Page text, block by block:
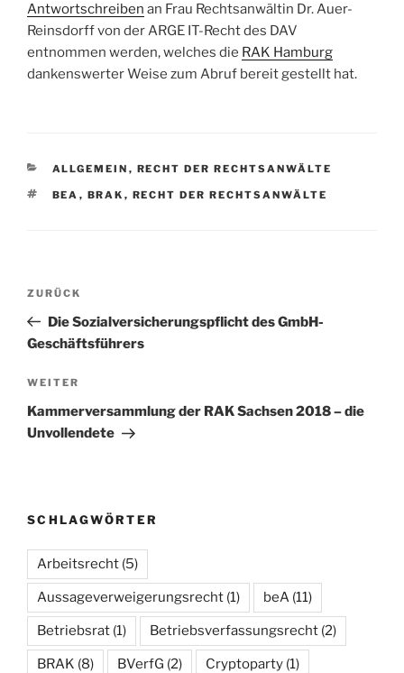
Antwortschreiben an Frau Rechtsanwältin Dr. Auer-
Reinsdorff von der ARGE IT-Recht des DAV
entnommen werden, welches die RAK Hamburg
dankenswerter Weise zum Abruf bereit gestellt hat.
KATEGORIEN
ALLGEMEIN , RECHT DER RECHTSANWÄLTE
SCHLAGWÖRTER
BEA , BRAK , RECHT DER RECHTSANWÄLTE
Beitragsnavigation
Vorheriger
Beitrag
ZURÜCK
Die Sozialversicherungspflicht des GmbH-
Geschäftsführers
Nächster
Beitrag
WEITER
Kammerversammlung der RAK Sachsen 2018 – die
Unvollendete
SCHLAGWÖRTER
Arbeitsrecht (5)
Aussageverweigerungsrecht (1) beA (11)
Betriebsrat (1) Betriebsverfassungsrecht (2)
BRAK (8) BVerfG (2) Cryptoparty (1)